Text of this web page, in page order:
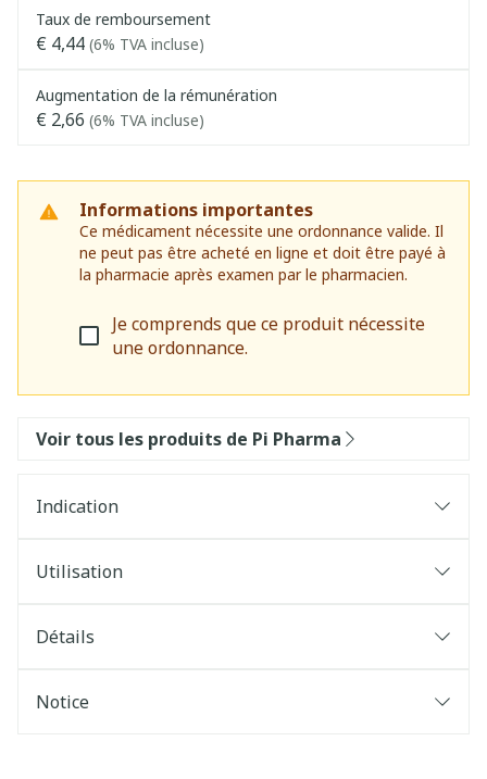
Taux de remboursement
€ 4,44 (6% TVA incluse)
Augmentation de la rémunération
€ 2,66 (6% TVA incluse)
Informations importantes
Ce médicament nécessite une ordonnance valide. Il
ne peut pas être acheté en ligne et doit être payé à
la pharmacie après examen par le pharmacien.
Je comprends que ce produit nécessite
une ordonnance.
Voir tous les produits de Pi Pharma
Indication
Utilisation
Détails
Notice